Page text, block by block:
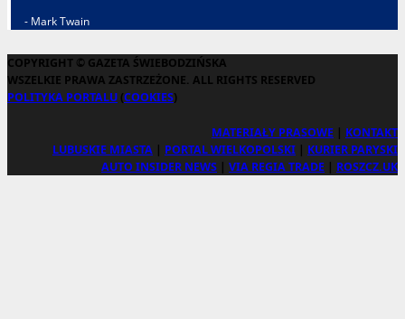
- Mark Twain
COPYRIGHT © GAZETA ŚWIEBODZIŃSKA
WSZELKIE PRAWA ZASTRZEŻONE. ALL RIGHTS RESERVED
POLITYKA PORTALU (COOKIES)
MATERIAŁY PRASOWE | KONTAKT
LUBUSKIE MIASTA | PORTAL WIELKOPOLSKI | KURIER PARYSKI
AUTO INSIDER NEWS | VIA REGIA TRADE | ROSZCZ.UK